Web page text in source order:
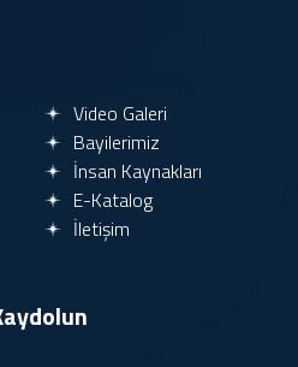
Zirve: Scuba S1 Pro
Havuzdan Yangın Söndürme.
Video Galeri
Bayilerimiz
İnsan Kaynakları
E-Katalog
İletişim